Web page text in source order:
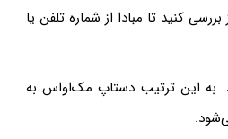
کنید تا مبادا از شماره تلفن یا
به این ترتیب دستاپ مک‌او‌اس به